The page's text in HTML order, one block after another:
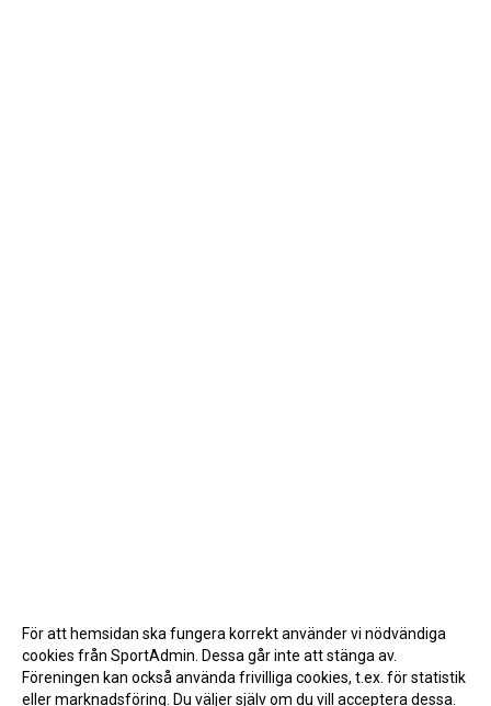
För att hemsidan ska fungera korrekt använder vi nödvändiga
cookies från SportAdmin. Dessa går inte att stänga av.
Föreningen kan också använda frivilliga cookies, t.ex. för statistik
eller marknadsföring. Du väljer själv om du vill acceptera dessa.